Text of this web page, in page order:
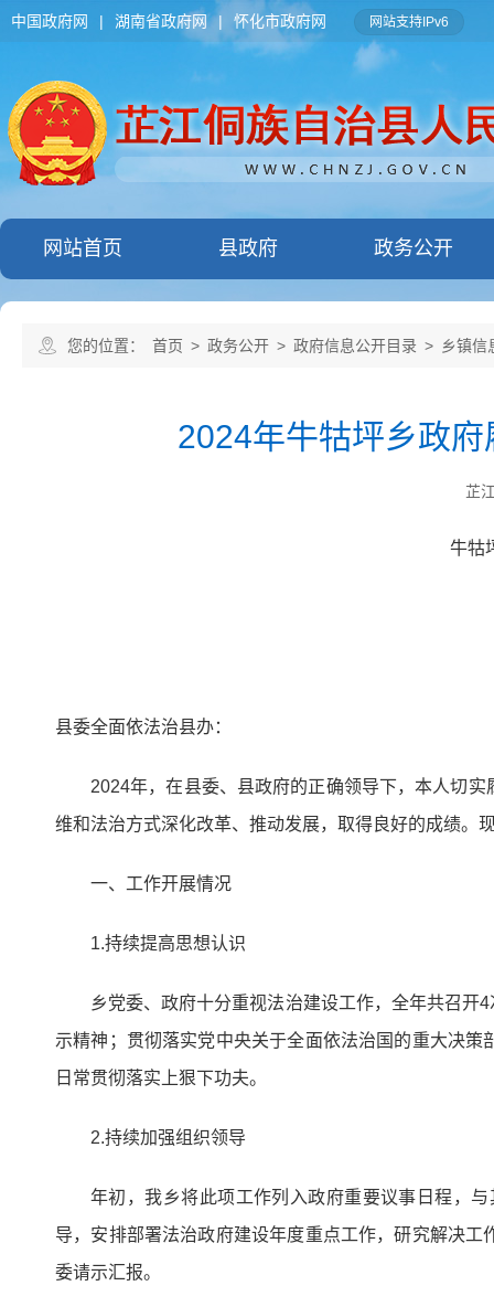
中国政府网 | 湖南省政府网 | 怀化市政府网 网站支持IPv6
网站首页 县政府 政务公开
您的位置： 首页 > 政务公开 > 政府信息公开目录 > 乡镇信
2024年牛牯坪乡政
芷
牛牯
县委全面依法治县办：
2024年，在县委、县政府的正确领导下，本人切
维和法治方式深化改革、推动发展，取得良好的成绩。
一、工作开展情况
1.持续提高思想认识
乡党委、政府十分重视法治建设工作，全年共召开
示精神；贯彻落实党中央关于全面依法治国的重大决
日常贯彻落实上狠下功夫。
2.持续加强组织领导
年初，我乡将此项工作列入政府重要议事日程，
导，安排部署法治政府建设年度重点工作，研究解决
委请示汇报。